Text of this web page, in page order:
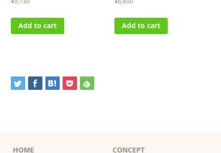
Add to cart Add to cart
HOME CONCEPT